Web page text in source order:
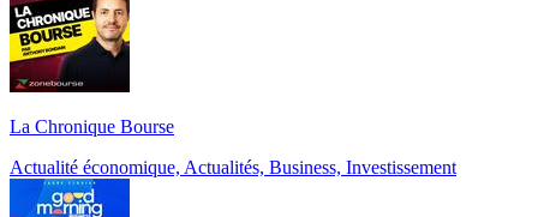
La Chronique Bourse
Actualité économique, Actualités, Business, Investissement